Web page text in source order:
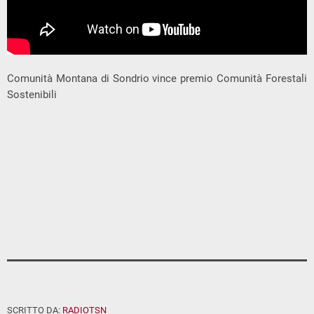
Comunità Montana di Sondrio vince premio Comunità Forestali
Sostenibili
SCRITTO DA: RADIOTSN